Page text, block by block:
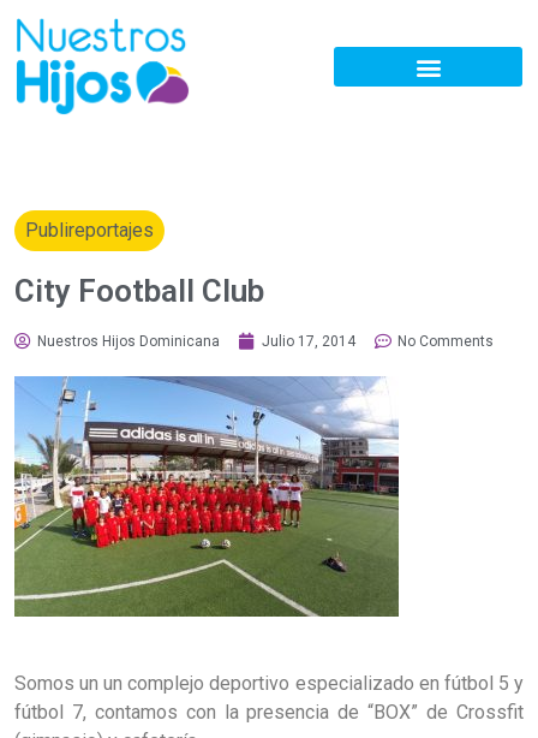
Publireportajes
City Football Club
Nuestros Hijos Dominicana Julio 17, 2014 No Comments
Somos un un complejo deportivo especializado en fútbol 5 y
fútbol 7, contamos con la presencia de “BOX” de Crossfit